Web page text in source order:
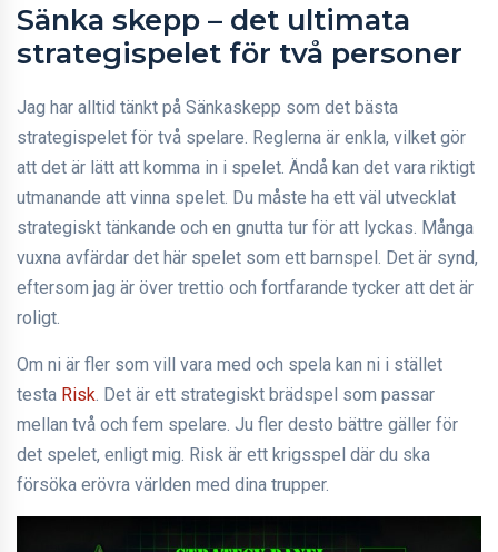
Sänka skepp – det ultimata
strategispelet för två personer
Jag har alltid tänkt på Sänkaskepp som det bästa
strategispelet för två spelare. Reglerna är enkla, vilket gör
att det är lätt att komma in i spelet. Ändå kan det vara riktigt
utmanande att vinna spelet. Du måste ha ett väl utvecklat
strategiskt tänkande och en gnutta tur för att lyckas. Många
vuxna avfärdar det här spelet som ett barnspel. Det är synd,
eftersom jag är över trettio och fortfarande tycker att det är
roligt.
Om ni är fler som vill vara med och spela kan ni i stället
testa Risk . Det är ett strategiskt brädspel som passar
mellan två och fem spelare. Ju fler desto bättre gäller för
det spelet, enligt mig. Risk är ett krigsspel där du ska
försöka erövra världen med dina trupper.